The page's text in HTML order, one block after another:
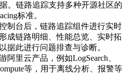
。链路追踪支持多种开源社区的
标准。
制台后，链路追踪组件进行实时
成链路明细、性能总览、实时拓
据此进行问题排查与诊断。
阿里云产品，例如LogSearch、
等，用于离线分析、报警等